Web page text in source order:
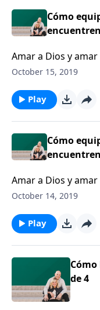
Cómo
Amar a Dios y
Muehlhoff defiende
October 15, 2019
Play
Cómo
Amar a Dios y
Muehlhoff defiende
October 14, 2019
Play
de 4